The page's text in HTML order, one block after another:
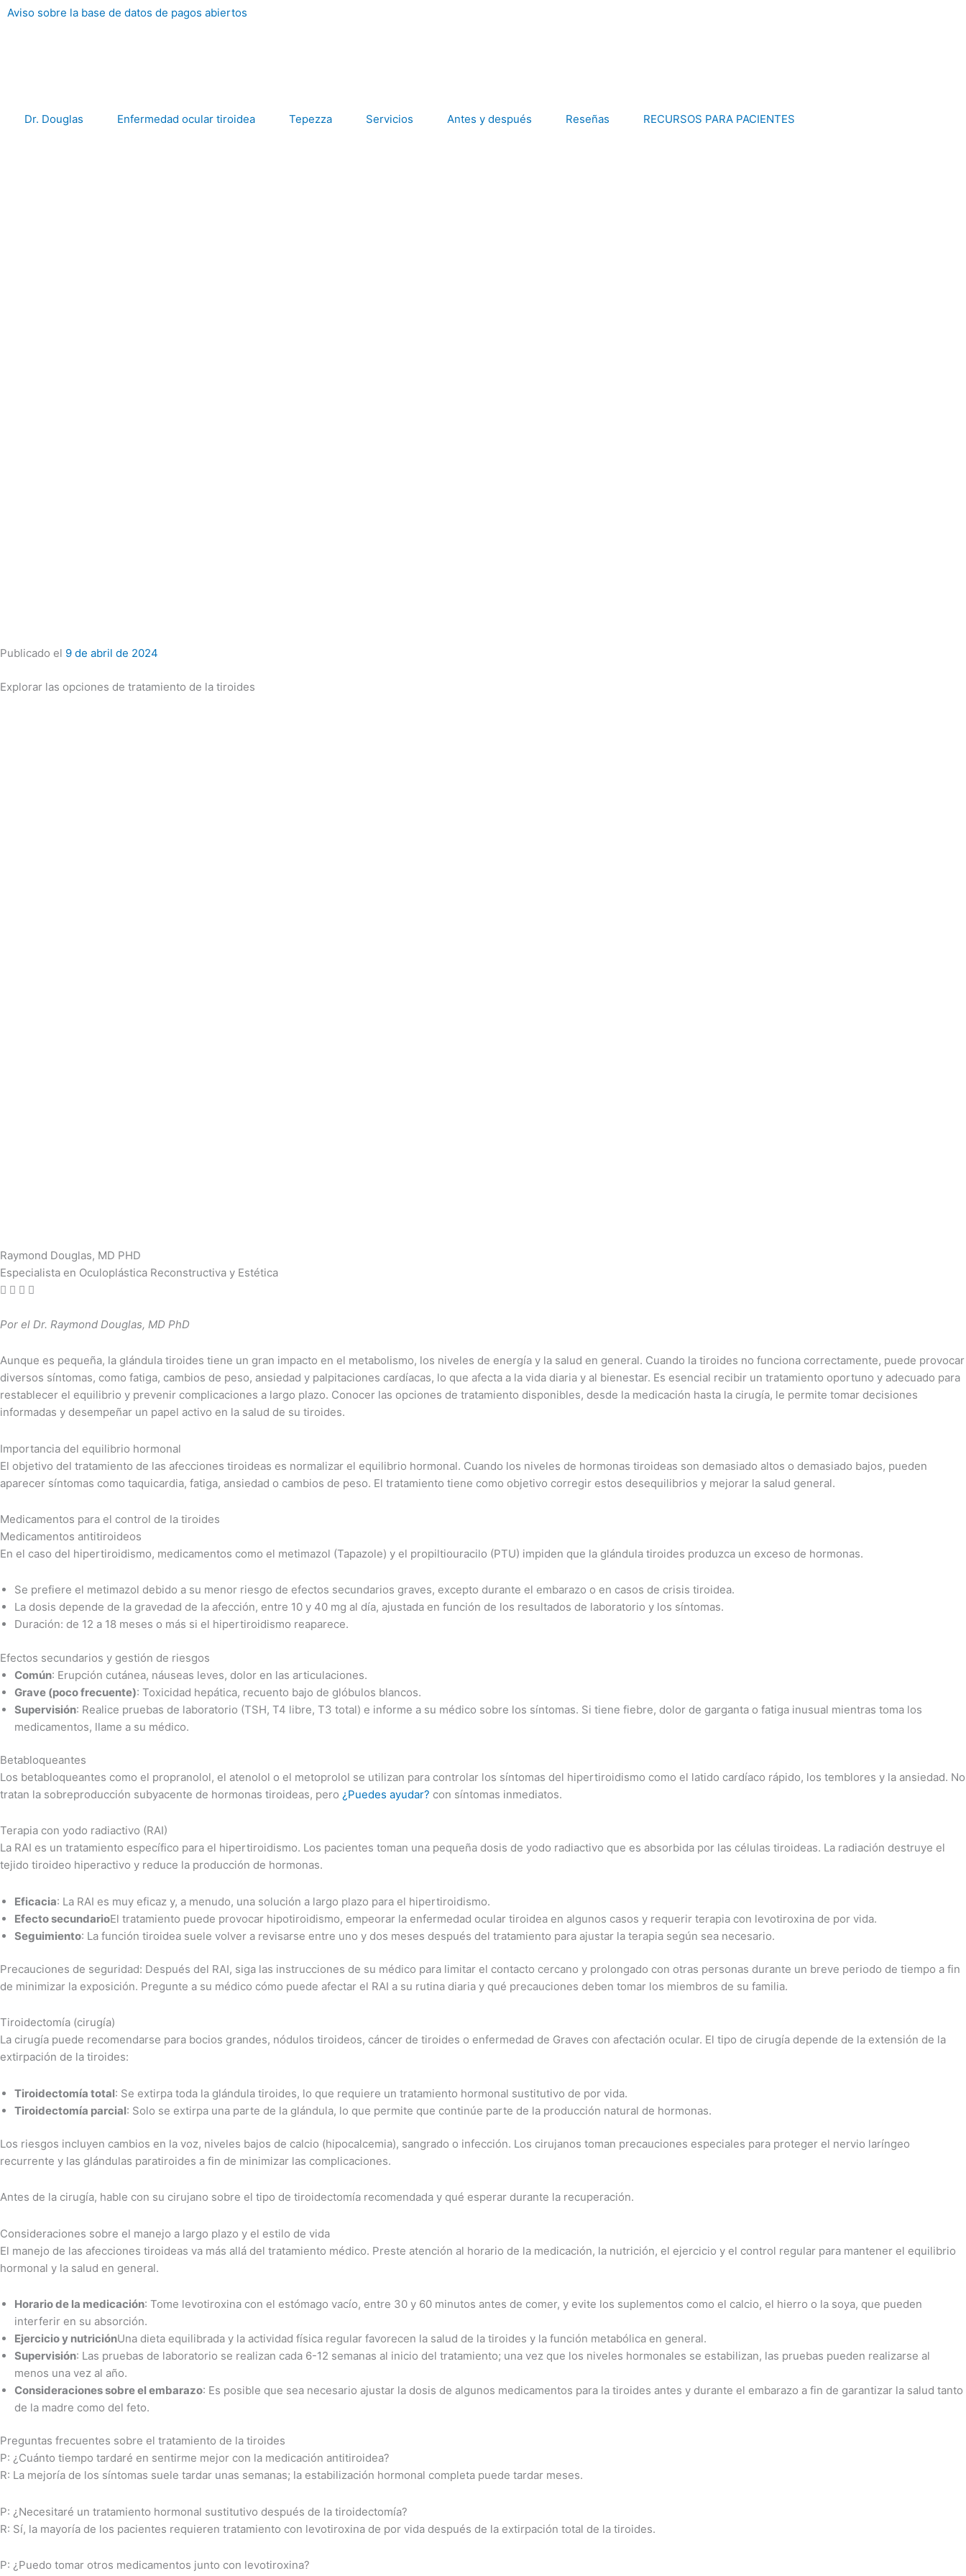
Aviso sobre la base de datos de pagos abiertos
Dr. Douglas Enfermedad ocular tiroidea Tepezza Servicios Antes y después Reseñas RECURSOS PARA PACIENTES
Publicado el 9 de abril de 2024
Explorar las opciones de tratamiento de la tiroides
Raymond Douglas, MD PHD
Especialista en Oculoplástica Reconstructiva y Estética
Por el Dr. Raymond Douglas, MD PhD
Aunque es pequeña, la glándula tiroides tiene un gran impacto en el metabolismo, los niveles de energía y la salud en general. Cuando la tiroides no funciona correctamente, puede provocar
diversos síntomas, como fatiga, cambios de peso, ansiedad y palpitaciones cardíacas, lo que afecta a la vida diaria y al bienestar. Es esencial recibir un tratamiento oportuno y adecuado para
restablecer el equilibrio y prevenir complicaciones a largo plazo. Conocer las opciones de tratamiento disponibles, desde la medicación hasta la cirugía, le permite tomar decisiones
informadas y desempeñar un papel activo en la salud de su tiroides.
Importancia del equilibrio hormonal
El objetivo del tratamiento de las afecciones tiroideas es normalizar el equilibrio hormonal. Cuando los niveles de hormonas tiroideas son demasiado altos o demasiado bajos, pueden
aparecer síntomas como taquicardia, fatiga, ansiedad o cambios de peso. El tratamiento tiene como objetivo corregir estos desequilibrios y mejorar la salud general.
Medicamentos para el control de la tiroides
Medicamentos antitiroideos
En el caso del hipertiroidismo, medicamentos como el metimazol (Tapazole) y el propiltiouracilo (PTU) impiden que la glándula tiroides produzca un exceso de hormonas.
Se prefiere el metimazol debido a su menor riesgo de efectos secundarios graves, excepto durante el embarazo o en casos de crisis tiroidea.
La dosis depende de la gravedad de la afección, entre 10 y 40 mg al día, ajustada en función de los resultados de laboratorio y los síntomas.
Duración: de 12 a 18 meses o más si el hipertiroidismo reaparece.
Efectos secundarios y gestión de riesgos
Común: Erupción cutánea, náuseas leves, dolor en las articulaciones.
Grave (poco frecuente): Toxicidad hepática, recuento bajo de glóbulos blancos.
Supervisión: Realice pruebas de laboratorio (TSH, T4 libre, T3 total) e informe a su médico sobre los síntomas. Si tiene fiebre, dolor de garganta o fatiga inusual mientras toma los
medicamentos, llame a su médico.
Betabloqueantes
Los betabloqueantes como el propranolol, el atenolol o el metoprolol se utilizan para controlar los síntomas del hipertiroidismo como el latido cardíaco rápido, los temblores y la ansiedad. No
tratan la sobreproducción subyacente de hormonas tiroideas, pero ¿Puedes ayudar? con síntomas inmediatos.
Terapia con yodo radiactivo (RAI)
La RAI es un tratamiento específico para el hipertiroidismo. Los pacientes toman una pequeña dosis de yodo radiactivo que es absorbida por las células tiroideas. La radiación destruye el
tejido tiroideo hiperactivo y reduce la producción de hormonas.
Eficacia: La RAI es muy eficaz y, a menudo, una solución a largo plazo para el hipertiroidismo.
Efecto secundarioEl tratamiento puede provocar hipotiroidismo, empeorar la enfermedad ocular tiroidea en algunos casos y requerir terapia con levotiroxina de por vida.
Seguimiento: La función tiroidea suele volver a revisarse entre uno y dos meses después del tratamiento para ajustar la terapia según sea necesario.
Precauciones de seguridad: Después del RAI, siga las instrucciones de su médico para limitar el contacto cercano y prolongado con otras personas durante un breve periodo de tiempo a fin
de minimizar la exposición. Pregunte a su médico cómo puede afectar el RAI a su rutina diaria y qué precauciones deben tomar los miembros de su familia.
Tiroidectomía (cirugía)
La cirugía puede recomendarse para bocios grandes, nódulos tiroideos, cáncer de tiroides o enfermedad de Graves con afectación ocular. El tipo de cirugía depende de la extensión de la
extirpación de la tiroides:
Tiroidectomía total: Se extirpa toda la glándula tiroides, lo que requiere un tratamiento hormonal sustitutivo de por vida.
Tiroidectomía parcial: Solo se extirpa una parte de la glándula, lo que permite que continúe parte de la producción natural de hormonas.
Los riesgos incluyen cambios en la voz, niveles bajos de calcio (hipocalcemia), sangrado o infección. Los cirujanos toman precauciones especiales para proteger el nervio laríngeo
recurrente y las glándulas paratiroides a fin de minimizar las complicaciones.
Antes de la cirugía, hable con su cirujano sobre el tipo de tiroidectomía recomendada y qué esperar durante la recuperación.
Consideraciones sobre el manejo a largo plazo y el estilo de vida
El manejo de las afecciones tiroideas va más allá del tratamiento médico. Preste atención al horario de la medicación, la nutrición, el ejercicio y el control regular para mantener el equilibrio
hormonal y la salud en general.
Horario de la medicación: Tome levotiroxina con el estómago vacío, entre 30 y 60 minutos antes de comer, y evite los suplementos como el calcio, el hierro o la soya, que pueden
interferir en su absorción.
Ejercicio y nutriciónUna dieta equilibrada y la actividad física regular favorecen la salud de la tiroides y la función metabólica en general.
Supervisión: Las pruebas de laboratorio se realizan cada 6-12 semanas al inicio del tratamiento; una vez que los niveles hormonales se estabilizan, las pruebas pueden realizarse al
menos una vez al año.
Consideraciones sobre el embarazo: Es posible que sea necesario ajustar la dosis de algunos medicamentos para la tiroides antes y durante el embarazo a fin de garantizar la salud tanto
de la madre como del feto.
Preguntas frecuentes sobre el tratamiento de la tiroides
P: ¿Cuánto tiempo tardaré en sentirme mejor con la medicación antitiroidea?
R: La mejoría de los síntomas suele tardar unas semanas; la estabilización hormonal completa puede tardar meses.
P: ¿Necesitaré un tratamiento hormonal sustitutivo después de la tiroidectomía?
R: Sí, la mayoría de los pacientes requieren tratamiento con levotiroxina de por vida después de la extirpación total de la tiroides.
P: ¿Puedo tomar otros medicamentos junto con levotiroxina?